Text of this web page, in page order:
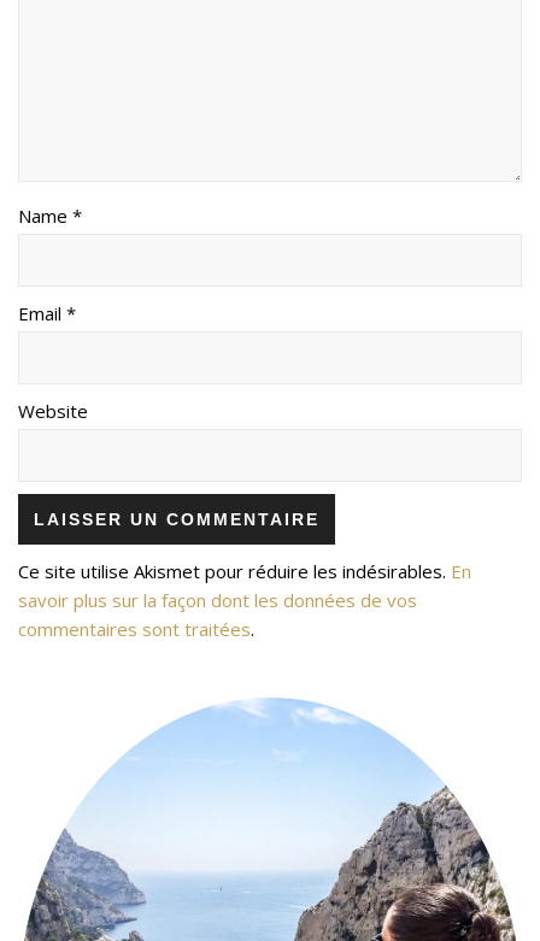
Name *
Email *
Website
Ce site utilise Akismet pour réduire les indésirables. En
savoir plus sur la façon dont les données de vos
commentaires sont traitées.